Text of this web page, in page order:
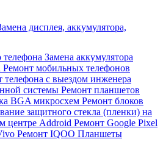
дисплея, аккумулятора,
телефона Замена аккумулятора
Ремонт мобильных телефонов
телефона с выездом инженера
системы Ремонт планшетов
BGA микросхем Ремонт блоков
защитного стекла (пленки) на
центре Addroid Ремонт Google Pixel
Ремонт IQOO Планшеты